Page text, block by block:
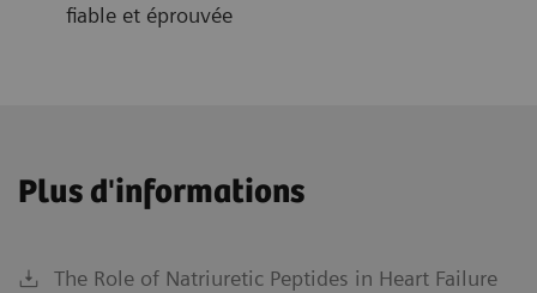
fiable et éprouvée
Plus d'informations
The Role of Natriuretic Peptides in Heart Failure